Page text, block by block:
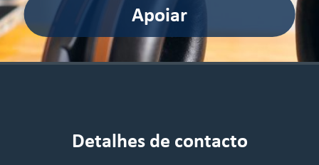
Apoiar
Detalhes de contacto